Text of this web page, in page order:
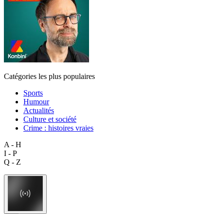
Catégories les plus populaires
Sports
Humour
Actualités
Culture et société
Crime : histoires vraies
A - H
I - P
Q - Z